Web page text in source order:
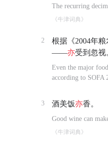
The recurring
《牛津词典》
2
根据《2004年
——亦受到忽视
Even the major
according to SOFA
3 酒美饭亦香。
Good wine can
《牛津词典》